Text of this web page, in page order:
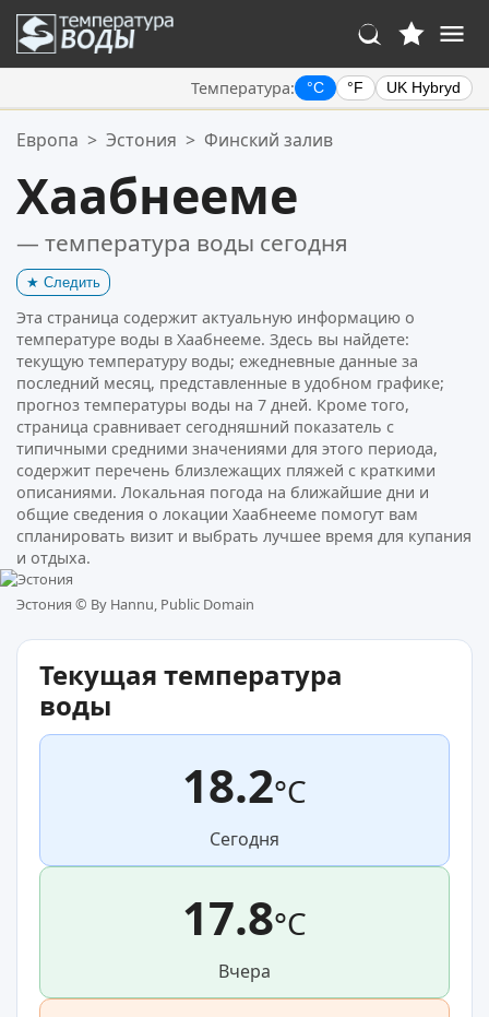
Температура: °C °F UK Hybryd
Ваше избранное:
Европа > Эстония > Финский залив
Хаабнееме
— температура воды сегодня
★ Следить
Эта страница содержит актуальную информацию о
температуре воды в Хаабнееме. Здесь вы найдете:
текущую температуру воды; ежедневные данные за
последний месяц, представленные в удобном графике;
прогноз температуры воды на 7 дней. Кроме того,
страница сравнивает сегодняшний показатель с
типичными средними значениями для этого периода,
содержит перечень близлежащих пляжей с краткими
описаниями. Локальная погода на ближайшие дни и
общие сведения о локации Хаабнееме помогут вам
спланировать визит и выбрать лучшее время для купания
и отдыха.
Эстония © By Hannu, Public Domain
Текущая температура
воды
18.2°C
Сегодня
17.8°C
Вчера